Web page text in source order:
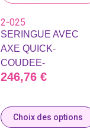
2-025
SERINGUE AVEC
AXE QUICK-
COUDEE-
246,76 €
Choix des options